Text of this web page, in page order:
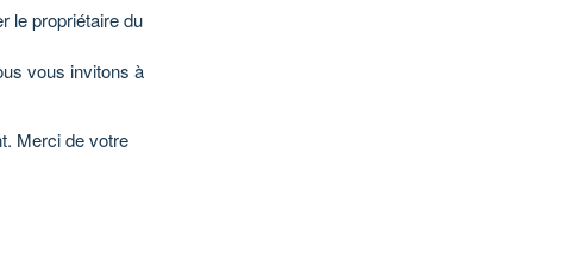
le propriétaire du
vous invitons à
Merci de votre